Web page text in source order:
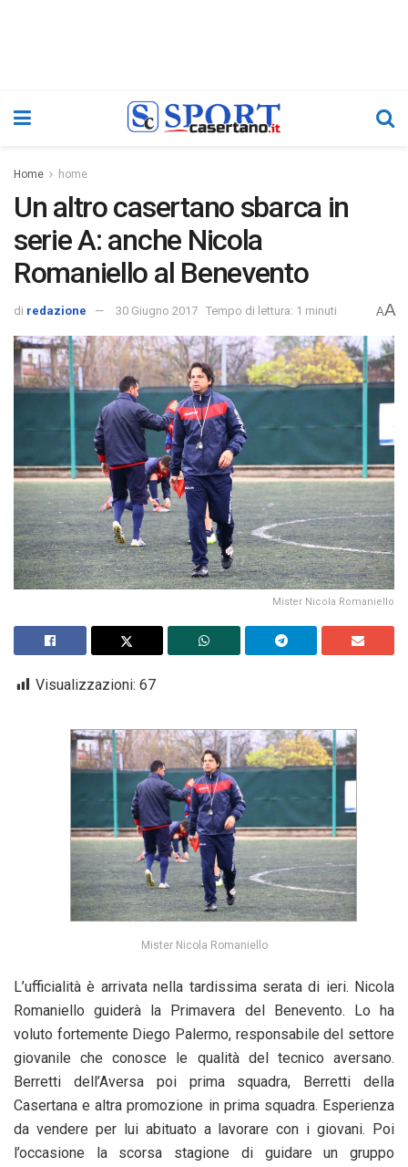
Home home
Un altro casertano sbarca in
serie A: anche Nicola
Romaniello al Benevento
di redazione 30 Giugno 2017 Tempo di lettura: 1 minuti AA
Mister Nicola Romaniello
Visualizzazioni: 67
Mister Nicola Romaniello
L’ufficialità è arrivata nella tardissima serata di ieri. Nicola
Romaniello guiderà la Primavera del Benevento. Lo ha
voluto fortemente Diego Palermo, responsabile del settore
giovanile che conosce le qualità del tecnico aversano.
Berretti dell’Aversa poi prima squadra, Berretti della
Casertana e altra promozione in prima squadra. Esperienza
da vendere per lui abituato a lavorare con i giovani. Poi
l’occasione la scorsa stagione di guidare un gruppo